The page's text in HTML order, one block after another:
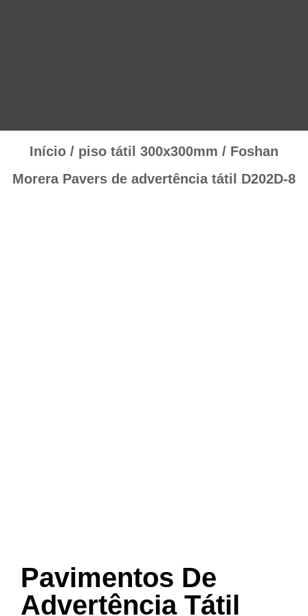
Início / piso tátil 300x300mm / Foshan
Morera Pavers de advertência tátil D202D-8
Pavimentos De
Advertência Tátil